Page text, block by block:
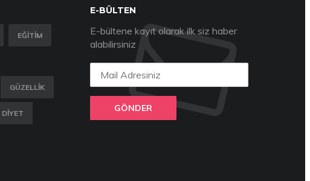
EĞITIM
GÜZELLIK
DIYET
E-BÜLTEN
E-bültene kayıt olarak ilk siz haber
alabilirsiniz
GÖNDER